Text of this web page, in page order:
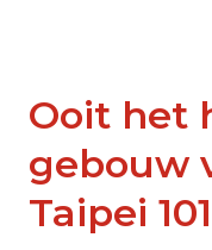
Ooit het
gebouw
Taipei 101